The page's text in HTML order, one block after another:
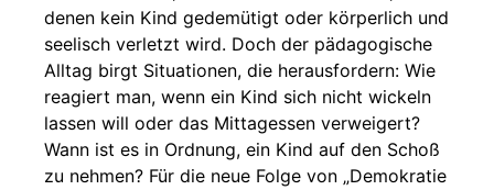
denen kein Kind gedemütigt oder körperlich und
seelisch verletzt wird. Doch der pädagogische
Alltag birgt Situationen, die herausfordern: Wie
reagiert man, wenn ein Kind sich nicht wickeln
lassen will oder das Mittagessen verweigert?
Wann ist es in Ordnung, ein Kind auf den Schoß
zu nehmen? Für die neue Folge von „Demokratie